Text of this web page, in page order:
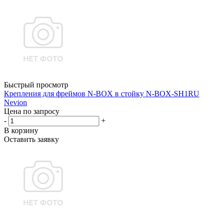
Быстрый просмотр
Крепления для фреймов N-BOX в стойку N-BOX-SH1RU
Nevion
Цена по запросу
-
+
В корзину
Оставить заявку